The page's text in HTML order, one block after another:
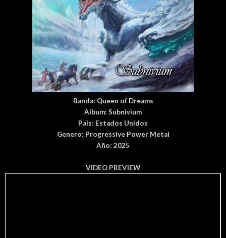
Banda: Queen of Dreams
Album: Subnivium
País: Estados Unidos
Genero: Progressive Power Metal
Año: 2025
VIDEO PREVIEW